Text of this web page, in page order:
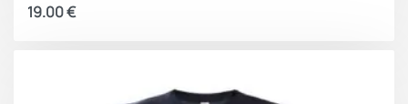
19.00€